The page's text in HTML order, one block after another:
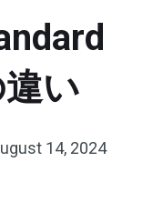
い
14, 2024